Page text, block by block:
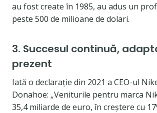
au fost create în 1985, au adus un
peste 500 de milioane de dolari.
3. Succesul continuă,
prezent
Iată o declarație din 2021 a CEO-ul
Donahoe: „Veniturile pentru marca
35,4 miliarde de euro, în creștere cu